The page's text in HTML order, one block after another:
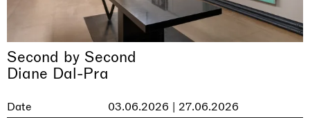
Second by Second
Diane Dal-Pra
Date
03.06.2026 | 27.06.2026